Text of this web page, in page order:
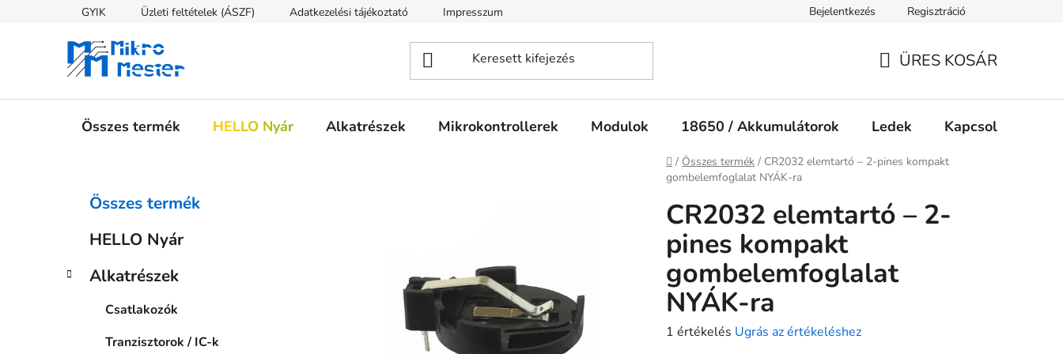
tartalomhoz
GYIK Üzleti feltételek (ÁSZF) Adatkezelési tájékoztató Impresszum Süti tájékoztató
Bejelentkezés Regisztráció
ÜRES KOSÁR
Összes termék HELLO Nyár Alkatrészek Mikrokontrollerek Modulok 18650 / Akkumulátorok Ledek Kapcsolók
Kezdőlap
/ Összes termék / CR2032 elemtartó – 2-pines kompakt
gombelemfoglalat NYÁK-ra
l
Kategóriák
átugrása
ó
Összes termék
HELLO Nyár
Alkatrészek
Csatlakozók
Tranzisztorok / IC-k
CR2032 elemtartó – 2-
pines kompakt
gombelemfoglalat
NYÁK-ra
A
1 értékelés Ugrás az értékeléshez